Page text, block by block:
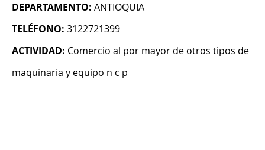
DEPARTAMENTO: ANTIOQUIA
TELÉFONO: 3122721399
ACTIVIDAD: Comercio al por mayor de otros tipos de
maquinaria y equipo n c p